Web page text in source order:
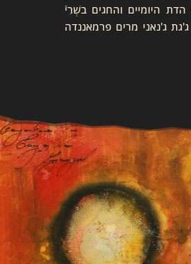
היומיים והחגים בשְׁרִיֿ
ג'גת ג'נאני מרים פרמאננדה